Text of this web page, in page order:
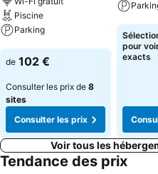
Piscine
Parking
Consulter les prix
de 102 €
Consulter les prix de 8
sites
Consulter les prix
pour
exacts
Voir tous les
Tendance des prix